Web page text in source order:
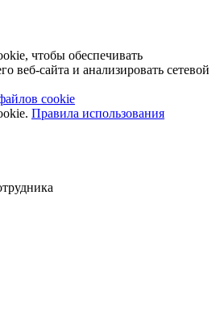
чтобы обеспечивать
веб-сайта и анализировать сетевой
cookie
Правила использования